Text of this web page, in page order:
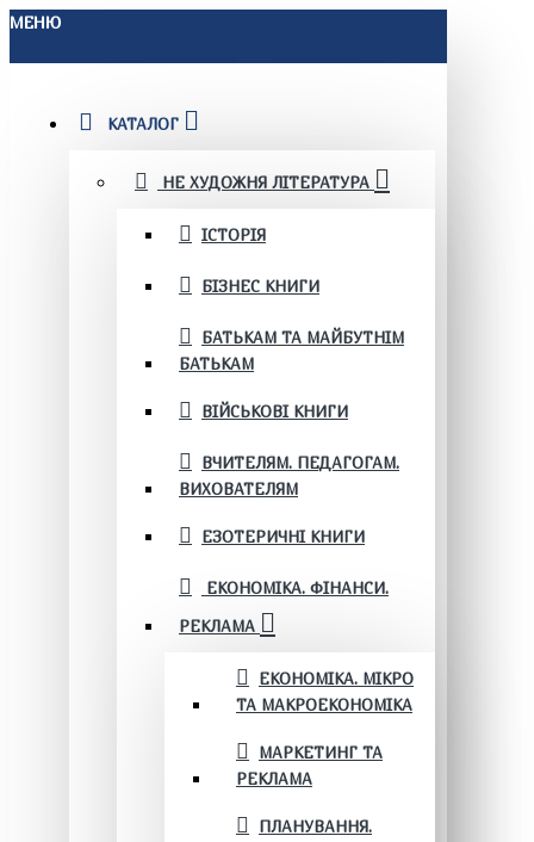
МЕНЮ
КАТАЛОГ
НЕ ХУДОЖНЯ ЛІТЕРАТУРА
ІСТОРІЯ
БІЗНЕС КНИГИ
БАТЬКАМ ТА МАЙБУТНІМ
БАТЬКАМ
ВІЙСЬКОВІ КНИГИ
ВЧИТЕЛЯМ. ПЕДАГОГАМ.
ВИХОВАТЕЛЯМ
ЕЗОТЕРИЧНІ КНИГИ
ЕКОНОМІКА. ФІНАНСИ.
РЕКЛАМА
ЕКОНОМІКА. МІКРО
ТА МАКРОЕКОНОМІКА
МАРКЕТИНГ ТА
РЕКЛАМА
ПЛАНУВАННЯ.